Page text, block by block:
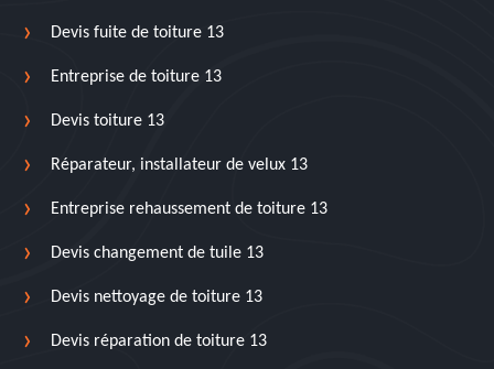
Devis fuite de toiture 13
Entreprise de toiture 13
Devis toiture 13
Réparateur, installateur de velux 13
Entreprise rehaussement de toiture 13
Devis changement de tuile 13
Devis nettoyage de toiture 13
Devis réparation de toiture 13